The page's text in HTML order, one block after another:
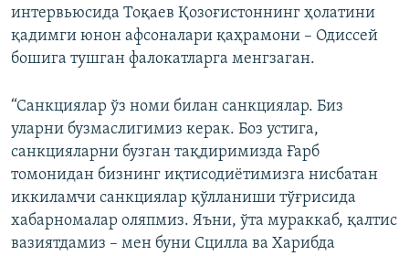
интервьюсида Тоқаев Қозоғистоннинг ҳолатини
қадимги юнон афсоналари қаҳрамони – Одиссей
бошига тушган фалокатларга менгзаган.
“Санкциялар ўз номи билан санкциялар. Биз
уларни бузмаслигимиз керак. Боз устига,
санкцияларни бузган тақдиримизда Ғарб
томонидан бизнинг иқтисодиётимизга нисбатан
иккиламчи санкциялар қўлланиши тўғрисида
хабарномалар оляпмиз. Яъни, ўта мураккаб, қалтис
вазиятдамиз – мен буни Сцилла ва Харибда